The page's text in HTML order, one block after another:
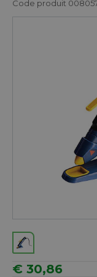
Code produit
€ 30,86